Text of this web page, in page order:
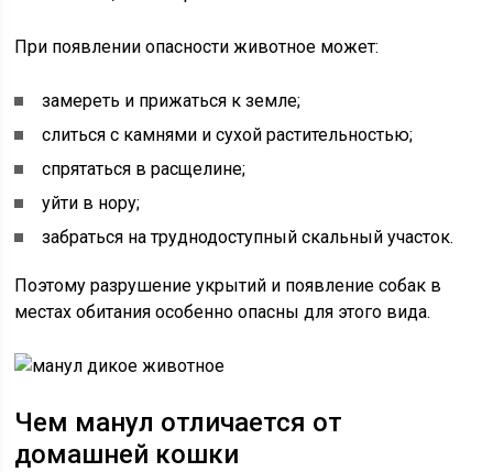
При появлении опасности животное может:
замереть и прижаться к земле;
слиться с камнями и сухой растительностью;
спрятаться в расщелине;
уйти в нору;
забраться на труднодоступный скальный участок.
Поэтому разрушение укрытий и появление собак в
местах обитания особенно опасны для этого вида.
Чем манул отличается от
домашней кошки